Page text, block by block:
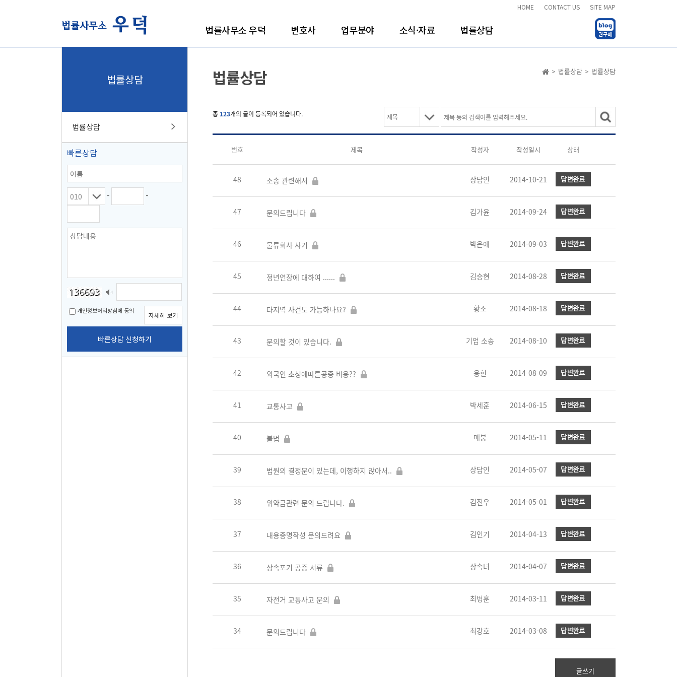
HOME CONTACT US SITE MAP
법률사무소 우덕 변호사 업무분야 소식·자료 법률상담
법률상담
법률상담
빠른상담
- -
개인정보처리방침에 동의
자세히 보기
빠른상담 신청하기
> 법률상담 > 법률상담
법률상담
총 123개의 글이 등록되어 있습니다.
번호 제목 작성자 작성일시 상태
48 소송 관련해서 상담인 2014-10-21
47 문의드립니다 김가윤 2014-09-24
46 물류회사 사기 박은애 2014-09-03
45 정년연장에 대하여 ...... 김승현 2014-08-28
44 타지역 사건도 가능하나요? 황소 2014-08-18
43 문의할 것이 있습니다. 기업 소송 2014-08-10
42 외국인 초청에따른공증 비용?? 용현 2014-08-09
41 교통사고 박세훈 2014-06-15
40 불법 메붕 2014-05-11
39 법원의 결정문이 있는데, 이행하지 않아서.. 상담인 2014-05-07
38 위약금관련 문의 드립니다. 김진우 2014-05-01
37 내용증명작성 문의드려요 김인기 2014-04-13
36 상속포기 공증 서류 상속녀 2014-04-07
35 자전거 교통사고 문의 최병훈 2014-03-11
34 문의드립니다 최강호 2014-03-08
글쓰기